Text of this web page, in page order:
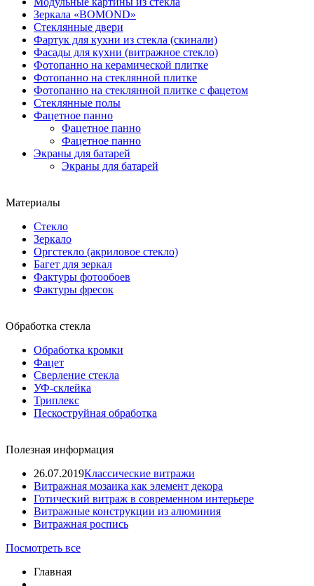
Зеркала «BOMOND»
Стеклянные двери
Фартук для кухни из стекла (скинали)
Фасады для кухни (витражное стекло)
Фотопанно на керамической плитке
Фотопанно на стеклянной плитке
Фотопанно на стеклянной плитке с фацетом
Стеклянные полы
Фацетное панно
Фацетное панно
Фацетное панно
Экраны для батарей
Экраны для батарей
Материалы
Стекло
Зеркало
Оргстекло (акриловое стекло)
Багет для зеркал
Фактуры фотообоев
Фактуры фресок
Обработка стекла
Обработка кромки
Фацет
Сверление стекла
УФ-склейка
Триплекс
Пескоструйная обработка
Полезная информация
26.07.2019Классические витражи
Витражная мозаика как элемент декора
Готический витраж в современном интерьере
Витражные конструкции из алюминия
Витражная роспись
Посмотреть все
Главная